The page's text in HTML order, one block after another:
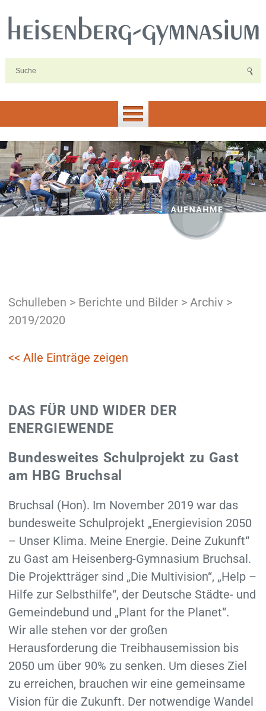
Schulleben > Berichte und Bilder> Archiv >
2019/2020
<< Alle Einträge zeigen
DAS FÜR UND WIDER DER
ENERGIEWENDE
Bundesweites Schulprojekt zu Gast
am HBG Bruchsal
Bruchsal (Hon). Im November 2019 war das
bundesweite Schulprojekt „Energievision 2050
– Unser Klima. Meine Energie. Deine Zukunft“
zu Gast am Heisenberg-Gymnasium Bruchsal.
Die Projektträger sind „Die Multivision“, „Help –
Hilfe zur Selbsthilfe“, der Deutsche Städte- und
Gemeindebund und „Plant for the Planet“.
Wir alle stehen vor der großen
Herausforderung die Treibhausemission bis
2050 um über 90% zu senken. Um dieses Ziel
zu erreichen, brauchen wir eine gemeinsame
Vision für die Zukunft. Der notwendige Wandel